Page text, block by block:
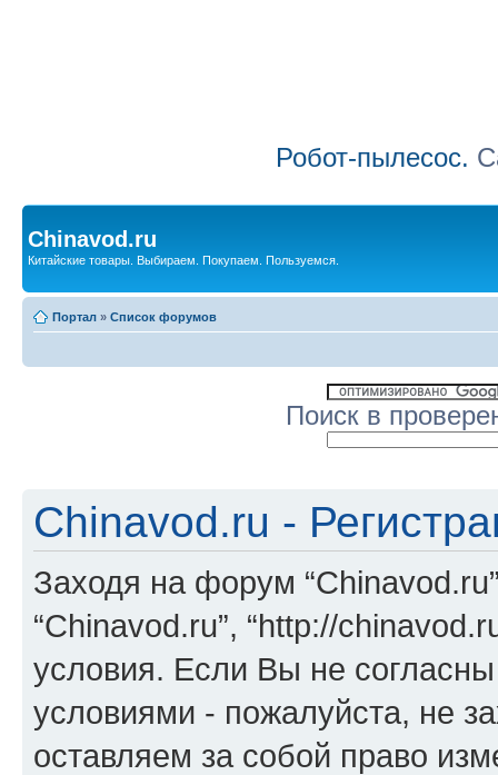
Робот-пылесос.
Chinavod.ru
Китайские товары. Выбираем. Покупаем. Пользуемся.
Портал » Список форумов
Поиск в
Chinavod.ru -
Заходя на форум
“Chinavod.ru”, “http://
условия. Если Вы не
условиями - пожалуйста, не
оставляем за собой право